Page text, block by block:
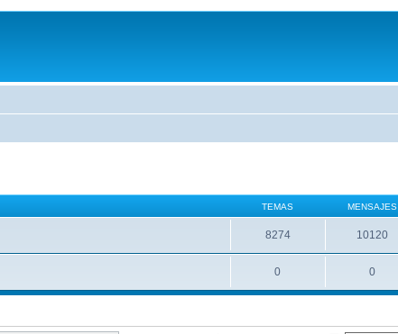
TEMAS MENSAJES
8274 10120
0 0